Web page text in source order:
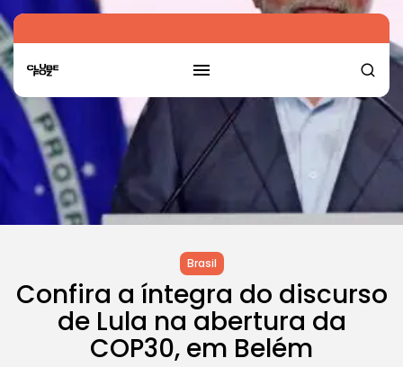
Brasil
Confira a íntegra do discurso
de Lula na abertura da
COP30, em Belém